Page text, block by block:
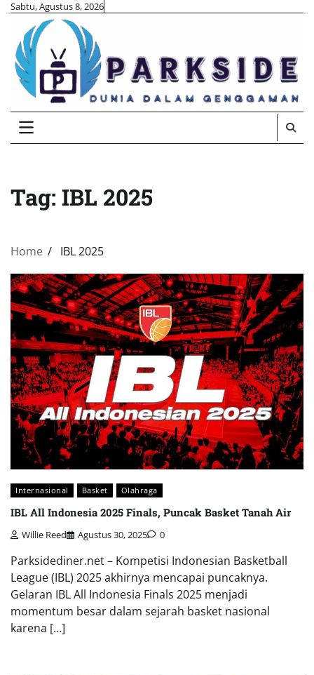
Skip
content
Sabtu, Agustus 8, 2026
Tag: IBL 2025
Home IBL 2025
Internasional Basket Olahraga
IBL All Indonesia 2025 Finals, Puncak Basket Tanah Air
Willie Reed Agustus 30, 2025 0
Parksidediner.net – Kompetisi Indonesian Basketball
League (IBL) 2025 akhirnya mencapai puncaknya.
Gelaran IBL All Indonesia Finals 2025 menjadi
momentum besar dalam sejarah basket nasional
karena […]